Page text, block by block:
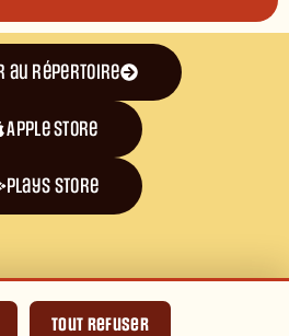
Tout refuser
au répertoire
Apple Store
plays store